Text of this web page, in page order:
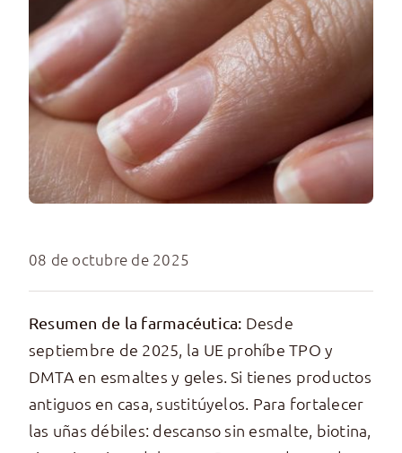
08 de octubre de 2025
Resumen de la farmacéutica: Desde
septiembre de 2025, la UE prohíbe TPO y
DMTA en esmaltes y geles. Si tienes productos
antiguos en casa, sustitúyelos. Para fortalecer
las uñas débiles: descanso sin esmalte, biotina,